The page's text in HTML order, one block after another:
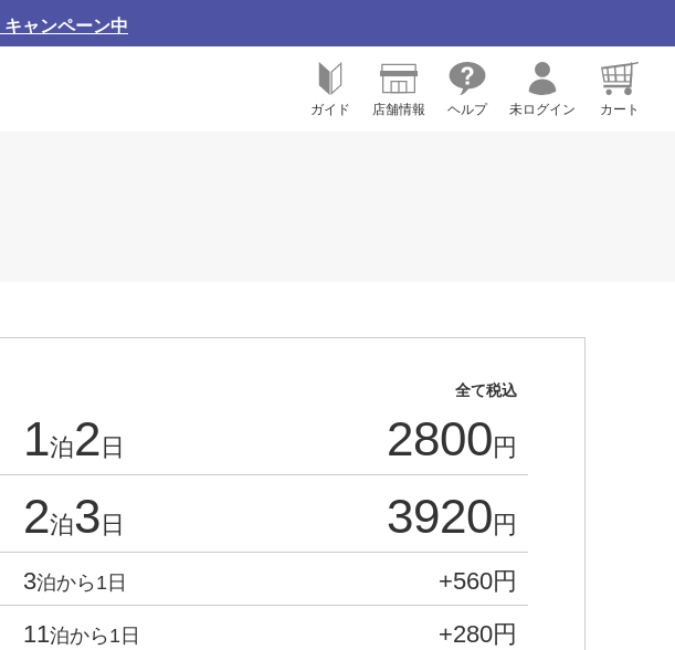
キャンペーン中
ガイド 店舗情報 ヘルプ 未ログイン カート
全て税込
1泊2 日 2800 円
2泊3 日 3920 円
3泊から1日 +560円
11泊から1日 +280円